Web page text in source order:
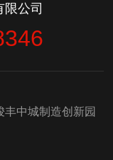
公司
丰中城制造创新园